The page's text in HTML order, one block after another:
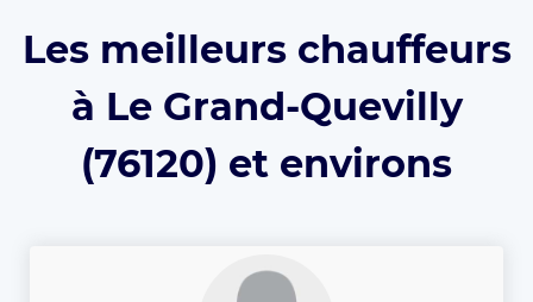
Les meilleurs chauffeurs
à Le Grand-Quevilly
(76120) et environs